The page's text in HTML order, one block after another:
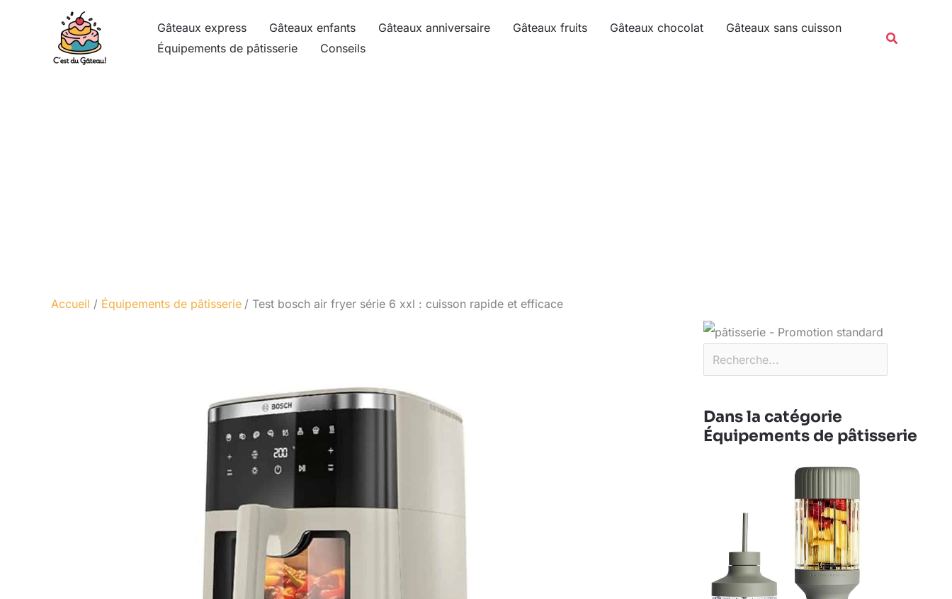
Gâteaux express Gâteaux enfants Gâteaux anniversaire Gâteaux fruits Gâteaux chocolat
Gâteaux sans cuisson
Équipements de pâtisserie
Conseils
Accueil Équipements de pâtisserie Test bosch air fryer série 6 xxl : cuisson rapide et efficace
Dans la catégorie
Équipements de pâtisserie